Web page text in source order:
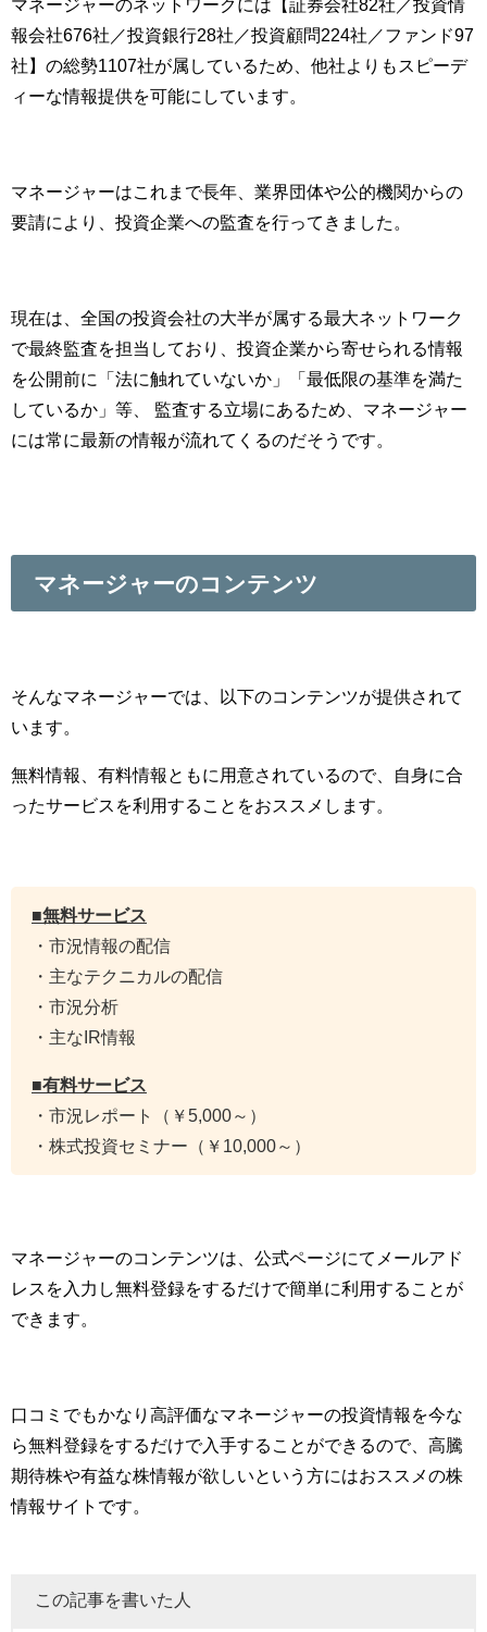
マネージャーのネットワークには【証券会社82社／投資情
報会社676社／投資銀行28社／投資顧問224社／ファンド97
社】の総勢1107社が属しているため、他社よりもスピーデ
ィーな情報提供を可能にしています。
マネージャーはこれまで長年、業界団体や公的機関からの
要請により、投資企業への監査を行ってきました。
現在は、全国の投資会社の大半が属する最大ネットワーク
で最終監査を担当しており、投資企業から寄せられる情報
を公開前に「法に触れていないか」「最低限の基準を満た
しているか」等、 監査する立場にあるため、マネージャー
には常に最新の情報が流れてくるのだそうです。
マネージャーのコンテンツ
そんなマネージャーでは、以下のコンテンツが提供されて
います。
無料情報、有料情報ともに用意されているので、自身に合
ったサービスを利用することをおススメします。
■無料サービス
・市況情報の配信
・主なテクニカルの配信
・市況分析
・主なIR情報
■有料サービス
・市況レポート（￥5,000～）
・株式投資セミナー（￥10,000～）
マネージャーのコンテンツは、公式ページにてメールアド
レスを入力し無料登録をするだけで簡単に利用することが
できます。
口コミでもかなり高評価なマネージャーの投資情報を今な
ら無料登録をするだけで入手することができるので、高騰
期待株や有益な株情報が欲しいという方にはおススメの株
情報サイトです。
この記事を書いた人